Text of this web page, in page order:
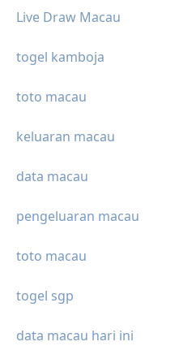
Live Draw Macau
togel kamboja
toto macau
keluaran macau
data macau
pengeluaran macau
toto macau
togel sgp
data macau hari ini